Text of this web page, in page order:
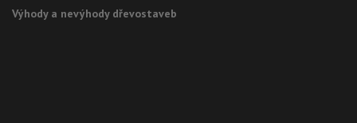
Výhody a nevýhody dřevostaveb